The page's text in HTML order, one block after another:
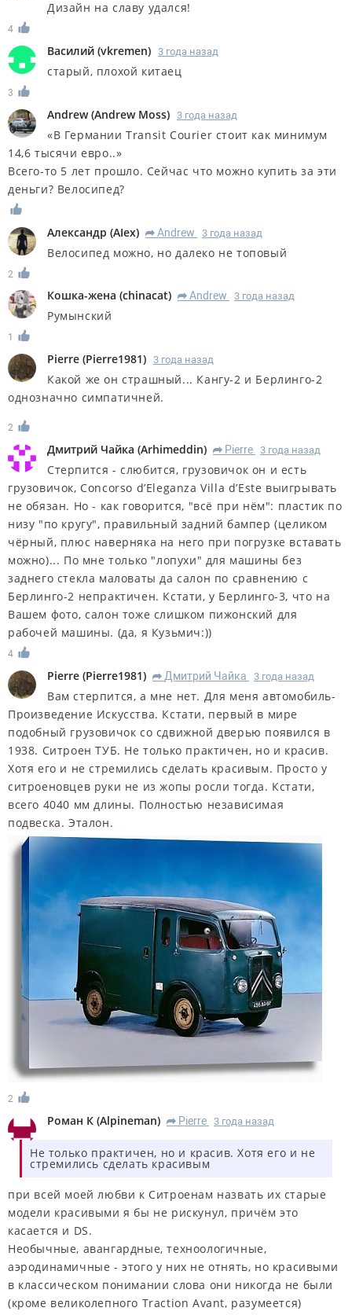
Дизайн на славу удался!
4
Василий (vkremen) 3 года назад
старый, плохой китаец
3
Andrew(Andrew Moss) 3 года назад
«В Германии Transit Courier стоит как минимум
14,6 тысячи евро..»
Всего-то 5 лет прошло. Сейчас что можно купить за эти
деньги? Велосипед?
Александр (AIex) R Andrew 3 года назад
Велосипед можно, но далеко не топовый
2
Кошка-жена (chinacat) R Andrew 3 года назад
Румынский
1
Pierre (Pierre1981) 3 года назад
Какой же он страшный... Кангу-2 и Берлинго-2
однозначно симпатичней.
2
Дмитрий Чайка (Arhimeddin) R Pierre 3 года назад
Стерпится - слюбится, грузовичок он и есть
грузовичок, Concorso d’Eleganza Villa d’Este выигрывать
не обязан. Но - как говорится, "всё при нём": пластик по
низу "по кругу", правильный задний бампер (целиком
чёрный, плюс наверняка на него при погрузке вставать
можно)... По мне только "лопухи" для машины без
заднего стекла маловаты да салон по сравнению с
Берлинго-2 непрактичен. Кстати, у Берлинго-3, что на
Вашем фото, салон тоже слишком пижонский для
рабочей машины. (да, я Кузьмич:))
4
Pierre (Pierre1981) R Дмитрий Чайка 3 года назад
Вам стерпится, а мне нет. Для меня автомобиль-
Произведение Искусства. Кстати, первый в мире
подобный грузовичок со сдвижной дверью появился в
1938. Ситроен ТУБ. Не только практичен, но и красив.
Хотя его и не стремились сделать красивым. Просто у
ситроеновцев руки не из жопы росли тогда. Кстати,
всего 4040 мм длины. Полностью независимая
подвеска. Эталон.
2
Роман К (Alpineman) R Pierre 3 года назад
Не только практичен, но и красив. Хотя его и не
стремились сделать красивым
при всей моей любви к Ситроенам назвать их старые
модели красивыми я бы не рискунул, причём это
касается и DS.
Необычные, авангардные, техноологичные,
аэродинамичные - этого у них не отнять, но красивыми
в классическом понимании слова они никогда не были
(кроме великолепного Traction Avant, разумеется)